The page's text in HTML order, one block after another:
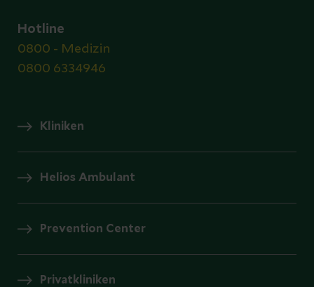
Hotline
0800 - Medizin
0800 6334946
Kliniken
Helios Ambulant
Prevention Center
Privatkliniken